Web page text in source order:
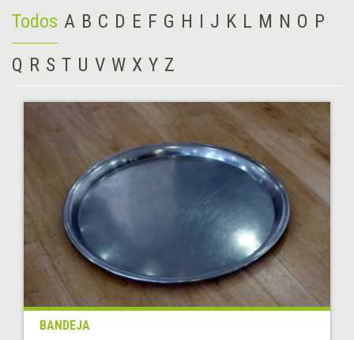
Todos A B C D E F G H I J K L M N O P
Q R S T U V W X Y Z
BANDEJA